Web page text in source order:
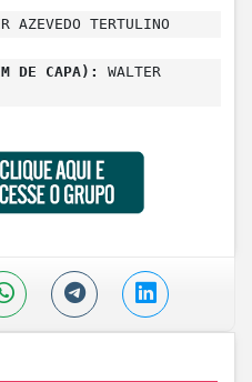
AZEVEDO TERTULINO
DE CAPA):
WALTER